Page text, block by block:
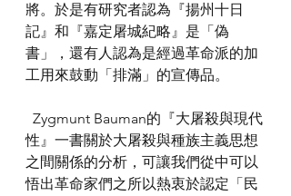
將。於是有研究者認為『揚州十日
記』和『嘉定屠城紀略』是「偽
書」，還有人認為是經過革命派的加
工用來鼓動「排滿」的宣傳品。
性』一書關於大屠殺與種族主義思想
之間關係的分析，可讓我們從中可以
悟出革命家們之所以熱衷於認定「民